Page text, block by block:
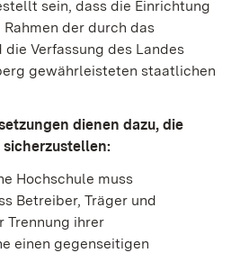
sein, dass die Einrichtung
der durch das
die Verfassung des Landes
gewährleisteten staatlichen
dienen dazu, die
Hochschule muss
Betreiber, Träger und
Trennung ihrer
einen gegenseitigen